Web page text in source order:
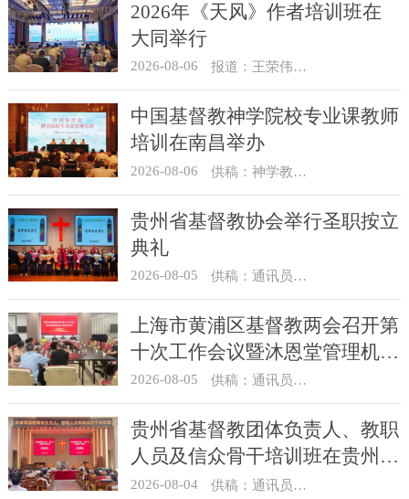
2026年《天风》作者培训班在
大同举行
2026-08-06 报道：王荣伟 摄影：冯谦
中国基督教神学院校专业课教师
培训在南昌举办
2026-08-06 供稿：神学教育部
贵州省基督教协会举行圣职按立
典礼
2026-08-05 供稿：通讯员 杨菁
上海市黄浦区基督教两会召开第
十次工作会议暨沐恩堂管理机构
七月份联席会议
2026-08-05 供稿：通讯员 景健美
贵州省基督教团体负责人、教职
人员及信众骨干培训班在贵州圣
经学校举办
2026-08-04 供稿：通讯员 杨菁